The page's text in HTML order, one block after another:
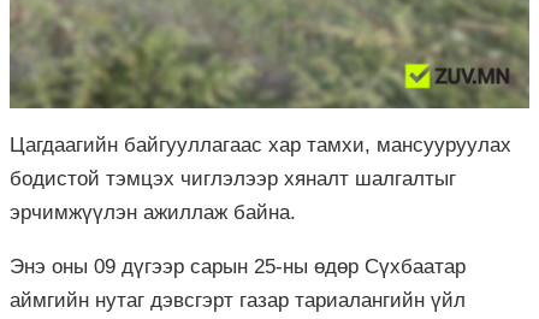
Цагдаагийн байгууллагаас хар тамхи, мансууруулах
бодистой тэмцэх чиглэлээр хяналт шалгалтыг
эрчимжүүлэн ажиллаж байна.
Энэ оны 09 дүгээр сарын 25-ны өдөр Сүхбаатар
аймгийн нутаг дэвсгэрт газар тариалангийн үйл